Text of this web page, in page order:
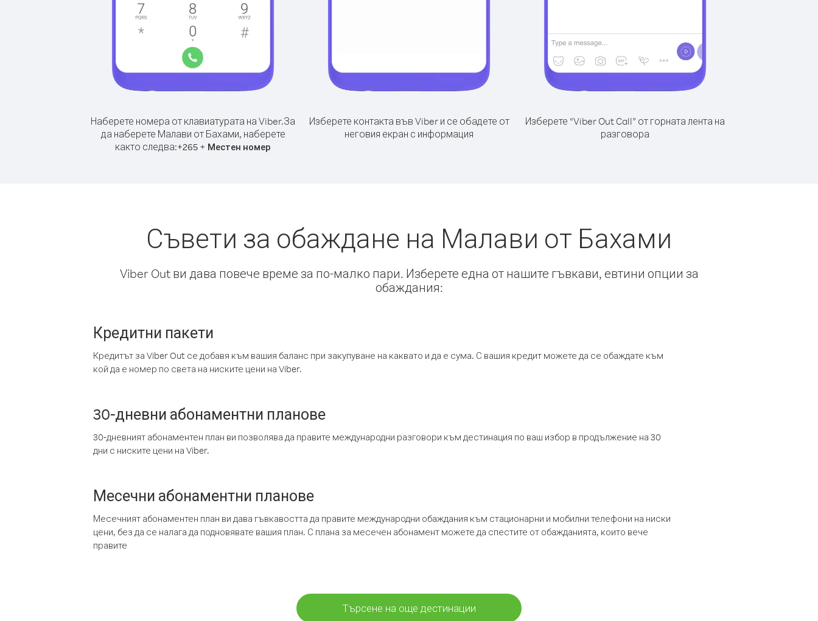
Наберете номера от клавиатурата на Viber.За
да наберете Малави от Бахами, наберете
както следва:+265 + Местен номер
Изберете контакта във Viber и се обадете от
неговия екран с информация
Изберете “Viber Out Call” от горната лента на
разговора
Съвети за обаждане на Малави от Бахами
Viber Out ви дава повече време за по-малко пари. Изберете една от нашите гъвкави, евтини опции за
обаждания:
Кредитни пакети
Кредитът за Viber Out се добавя към вашия баланс при закупуване на каквато и да е сума. С вашия кредит можете да се обаждате към
кой да е номер по света на ниските цени на Viber.
30-дневни абонаментни планове
30-дневният абонаментен план ви позволява да правите международни разговори към дестинация по ваш избор в продължение на 30
дни с ниските цени на Viber.
Месечни абонаментни планове
Месечният абонаментен план ви дава гъвкавостта да правите международни обаждания към стационарни и мобилни телефони на ниски
цени, без да се налага да подновявате вашия план. С плана за месечен абонамент можете да спестите от обажданията, които вече
правите
Търсене на още дестинации